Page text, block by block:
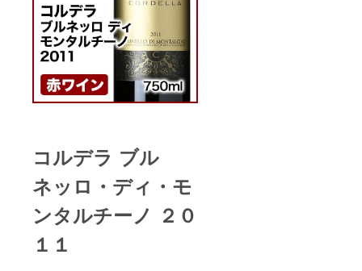
コルデラ ブル
ネッロ・ディ・モ
ンタルチーノ ２０
１１